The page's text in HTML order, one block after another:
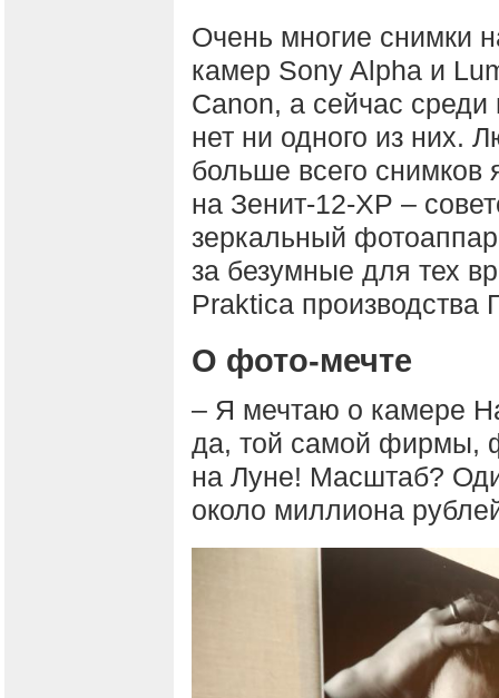
Очень многие снимки
камер Sony Alpha и
Canon, а сейчас
нет ни одного из них.
больше всего снимков
на Зенит-12-XP –
зеркальный
за безумные для тех
Praktica производства
О фото-мечте
– Я мечтаю о камере
да, той самой фирмы,
на Луне! Масштаб?
около миллиона